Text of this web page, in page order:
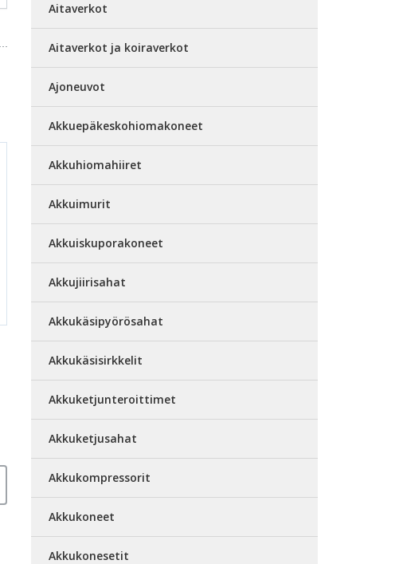
Aitaverkot
Aitaverkot ja koiraverkot
Ajoneuvot
Akkuepäkeskohiomakoneet
Akkuhiomahiiret
Akkuimurit
Akkuiskuporakoneet
Akkujiirisahat
Akkukäsipyörösahat
Akkukäsisirkkelit
Akkuketjunteroittimet
Akkuketjusahat
Akkukompressorit
Akkukoneet
Akkukonesetit